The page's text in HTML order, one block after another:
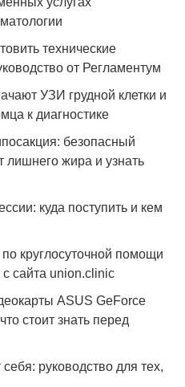
технические
от Регламентум
УЗИ грудной клетки и
к диагностике
безопасный
лишнего жира и узнать
куда поступить и кем
круглосуточной помощи
сайта union.clinic
ASUS GeForce
стоит знать перед
себя: руководство для тех,